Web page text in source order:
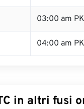
03:00 am
04:00 am
in altri fusi